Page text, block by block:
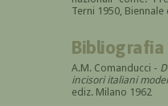
Terni 1950, Biennale
Bibliografia
A.M. Comanducci -
incisori italiani
ediz. Milano 1962